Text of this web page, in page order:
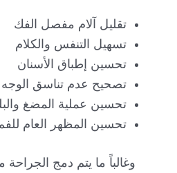
تقليل آلام مفصل الفك
تسهيل التنفس والكلام
تحسين إطباق الأسنان
تصحيح عدم تناسق الوجه
تحسين عملية المضغ
تحسين المظهر العام
وغالباً ما يتم دمج